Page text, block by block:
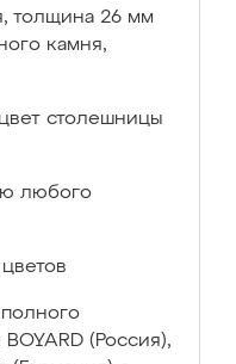
толщина 26 мм
камня,
столешницы
любого
(Россия),